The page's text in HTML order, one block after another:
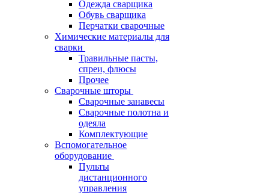
Одежда сварщика
Обувь сварщика
Перчатки сварочные
Химические материалы для
сварки
Травильные пасты,
спреи, флюсы
Прочее
Сварочные шторы
Сварочные занавесы
Сварочные полотна и
одеяла
Комплектующие
Вспомогательное
оборудование
Пульты
дистанционного
управления